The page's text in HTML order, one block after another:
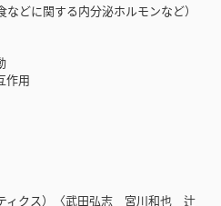
どに関する内分泌ホルモンなど）
用
ィクス）〈武田弘志 宮川和也 辻